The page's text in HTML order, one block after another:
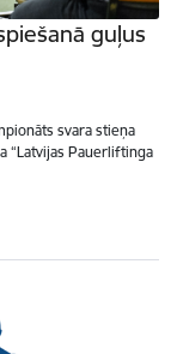
guļus
svara stieņa
“Latvijas Pauerliftinga